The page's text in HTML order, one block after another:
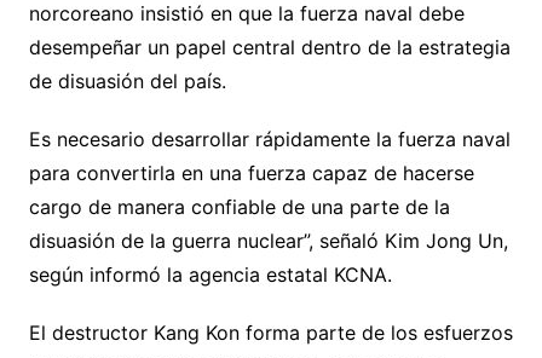
norcoreano insistió en que la fuerza naval debe
desempeñar un papel central dentro de la estrategia
de disuasión del país.
Es necesario desarrollar rápidamente la fuerza naval
para convertirla en una fuerza capaz de hacerse
cargo de manera confiable de una parte de la
disuasión de la guerra nuclear”, señaló Kim Jong Un,
según informó la agencia estatal KCNA.
El destructor Kang Kon forma parte de los esfuerzos